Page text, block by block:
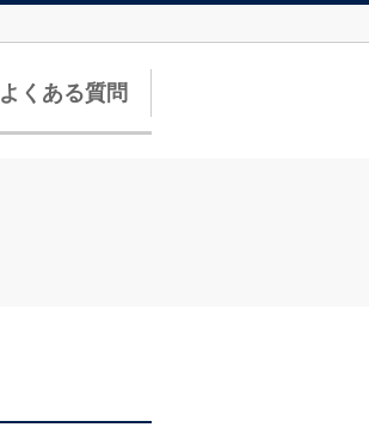
よくある質問